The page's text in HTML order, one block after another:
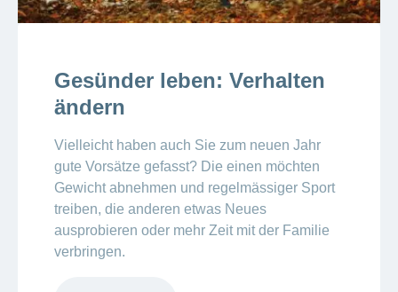
Gesünder leben: Verhalten
ändern
Vielleicht haben auch Sie zum neuen Jahr
gute Vorsätze gefasst? Die einen möchten
Gewicht abnehmen und regelmässiger Sport
treiben, die anderen etwas Neues
ausprobieren oder mehr Zeit mit der Familie
verbringen.